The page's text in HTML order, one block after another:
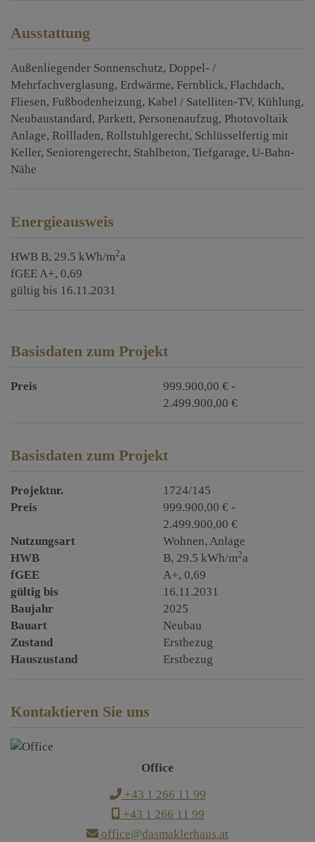
Ausstattung
Außenliegender Sonnenschutz Doppel- /
Mehrfachverglasung Erdwärme Fernblick Flachdach
Fliesen Fußbodenheizung Kabel / Satelliten-TV Kühlung
Neubaustandard Parkett Personenaufzug Photovoltaik
Anlage Rollladen Rollstuhlgerecht Schlüsselfertig mit
Keller Seniorengerecht Stahlbeton Tiefgarage U-Bahn-
Nähe
Energieausweis
HWB B, 29.5 kWh/m2a
fGEEA+, 0,69
gültig bis 16.11.2031
Basisdaten zum Projekt
Preis
999.900,00 € -
2.499.900,00 €
Basisdaten zum Projekt
Projektnr.
1724/145
Preis
999.900,00 € -
2.499.900,00 €
Nutzungsart
Wohnen Anlage
HWB
B, 29.5 kWh/m2a
fGEE
A+, 0,69
gültig bis
16.11.2031
Baujahr
2025
Bauart
Neubau
Zustand
Erstbezug
Hauszustand
Erstbezug
Kontaktieren Sie uns
Office
+43 1 266 11 99
+43 1 266 11 99
office@dasmaklerhaus.at